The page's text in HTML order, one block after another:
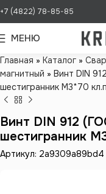
+7 (4822) 78-85-85
МЕНЮ
Главная » Каталог »
магнитный » Винт DIN
шестигранник М3*70
Винт DIN 912
шестигранник
Артикул: 2a9309a89bd4